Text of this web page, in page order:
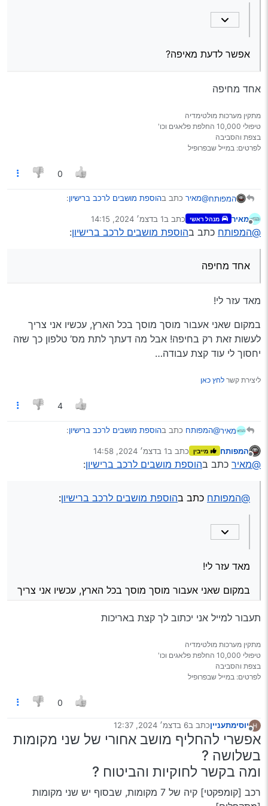
אפשר לדעת מאיפה?
אחד מחיפה
מתקין מערכות מולטימדיה
טיפולי 10,000 החלפת פלאגים וכו'
בצפת והסביבה
לפרטים: במייל שבפרופיל
0
המפותח@מאיר כתב בהוספת מושבים לרכב ברישיון:
@המפותחכתב בהוספת מושבים לרכב ברישיון מנותק
מאיר מנהל ראשי כתב ב1 בדצמ׳ 2024, 14:15
נערך לאחרונה על ידי
@המפותח כתב בהוספת מושבים לרכב ברישיון:
אחד מחיפה
מאד עזר לי!
במקום שאני אעבור מוסך מוסך בכל הארץ, עכשיו אני צריך
לעשות זאת רק בחיפה! אבל מה דעתך לתת מס’ טלפון כך שזה
יחסוך לי עוד קצת עבודה…
ליצירת קשר לחץ כאן
4
מאיר@המפותח כתב בהוספת מושבים לרכב ברישיון:
אחד מחיפה
מאד עזר לי!
לעשות זאת רק בחיפה! אבל מה דעתך לתת מס’ טלפון כך שזה
יחסוך לי עוד קצת עבודה…
מנותק
המפותח מייבין כתב ב1 בדצמ׳ 2024, 14:58
נערך לאחרונה על ידי
@מאיר כתב בהוספת מושבים לרכב ברישיון:
@המפותח כתב בהוספת מושבים לרכב ברישיון:
מאד עזר לי!
במקום שאני אעבור מוסך מוסך בכל הארץ, עכשיו אני צריך
שזה יחסוך לי עוד קצת עבודה…
תעבור למייל אני יכתוב לך קצת באריכות
מתקין מערכות מולטימדיה
טיפולי 10,000 החלפת פלאגים וכו'
בצפת והסביבה
לפרטים: במייל שבפרופיל
0
מנותק
יוסימתענייןכתב ב6 בדצמ׳ 2024, 12:37
נערך לאחרונה על ידי
אפשרי להחליף מושב אחורי של שני מקומות
בשלושה ?
ומה בקשר לחוקיות והביטוח ?
רכב [קומפקטי] קיה של 7 מקומות, שבסוף יש שני מקומות